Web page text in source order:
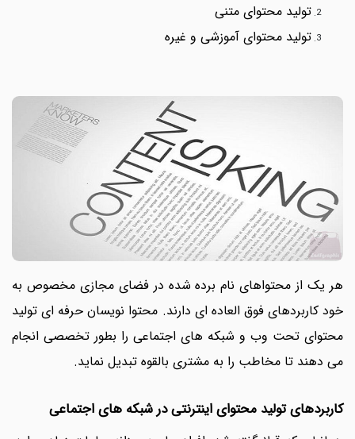
تولید محتوای متنی
تولید محتوای آموزشی و غیره
هر یک از محتواهای نام برده شده در فضای مجازی مخصوص به
خود کاربردهای فوق العاده ای دارند. محتوا نویسان حرفه ای تولید
محتوای تحت وب و شبکه های اجتماعی را بطور تخصصی انجام
می دهند تا مخاطب را به مشتری بالقوه تبدیل نماید.
کاربردهای تولید محتوای اینترنتی در شبکه های اجتماعی